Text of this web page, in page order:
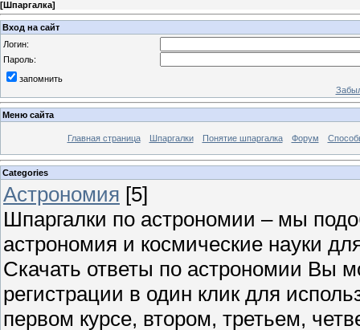
[Шпаргалка]
Вход на сайт
Логин:
Пароль:
запомнить
Меню сайта
Главная страница Шпаргалки Понятие шпаргалка Форум
Categories
Астрономия [5]
Шпаргалки по астрономии – мы
астрономия и космические науки
Скачать ответы по астрономии Вы
регистрации в один клик для
первом курсе, втором, третьем,